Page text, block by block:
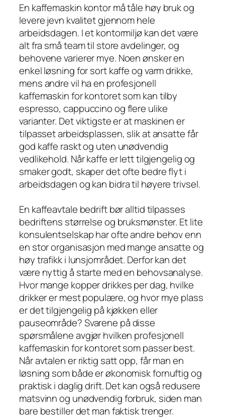
En kaffemaskin kontor må tåle høy bruk og
levere jevn kvalitet gjennom hele
arbeidsdagen. I et kontormiljø kan det være
alt fra små team til store avdelinger, og
behovene varierer mye. Noen ønsker en
enkel løsning for sort kaffe og varm drikke,
mens andre vil ha en profesjonell
kaffemaskin for kontoret som kan tilby
espresso, cappuccino og flere ulike
varianter. Det viktigste er at maskinen er
tilpasset arbeidsplassen, slik at ansatte får
god kaffe raskt og uten unødvendig
vedlikehold. Når kaffe er lett tilgjengelig og
smaker godt, skaper det ofte bedre flyt i
arbeidsdagen og kan bidra til høyere trivsel.
En kaffeavtale bedrift bør alltid tilpasses
bedriftens størrelse og bruksmønster. Et lite
konsulentselskap har ofte andre behov enn
en stor organisasjon med mange ansatte og
høy trafikk i lunsjområdet. Derfor kan det
være nyttig å starte med en behovsanalyse.
Hvor mange kopper drikkes per dag, hvilke
drikker er mest populære, og hvor mye plass
er det tilgjengelig på kjøkken eller
pauseområde? Svarene på disse
spørsmålene avgjør hvilken profesjonell
kaffemaskin for kontoret som passer best.
Når avtalen er riktig satt opp, får man en
løsning som både er økonomisk fornuftig og
praktisk i daglig drift. Det kan også redusere
matsvinn og unødvendig forbruk, siden man
bare bestiller det man faktisk trenger.